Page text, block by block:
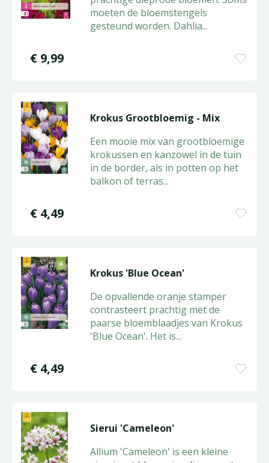
moeten de bloemstengels
gesteund worden. Dahlia...
€ 9,99
Krokus Grootbloemig - Mix
Een mooie mix van grootbloemige
krokussen en kanzowel in de tuin
in de border, als in potten op het
balkon of terras...
€ 4,49
Krokus 'Blue Ocean'
De opvallende oranje stamper
contrasteert prachtig met de
paarse bloemblaadjes van Krokus
'Blue Ocean'. Het is...
€ 4,49
Sierui 'Cameleon'
Allium 'Cameleon' is een kleine